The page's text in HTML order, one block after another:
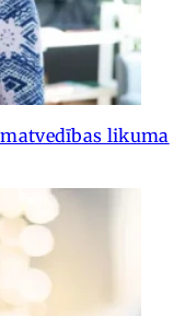
likuma